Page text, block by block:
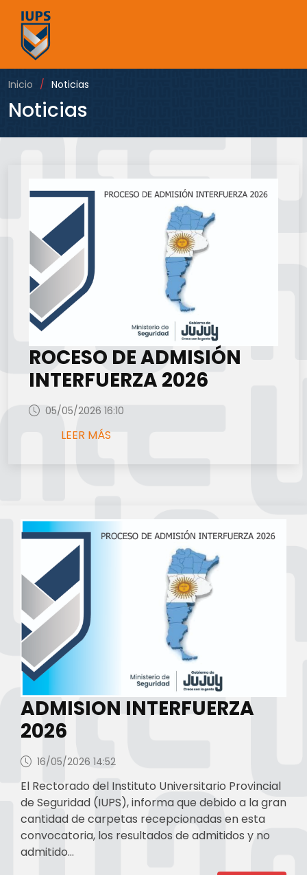
Inicio Noticias
Noticias
ROCESO DE ADMISIÓN
INTERFUERZA 2026
05/05/2026 16:10
LEER MÁS
ADMISION INTERFUERZA
2026
16/05/2026 14:52
El Rectorado del Instituto Universitario Provincial
de Seguridad (IUPS), informa que debido a la gran
cantidad de carpetas recepcionadas en esta
convocatoria, los resultados de admitidos y no
admitido…